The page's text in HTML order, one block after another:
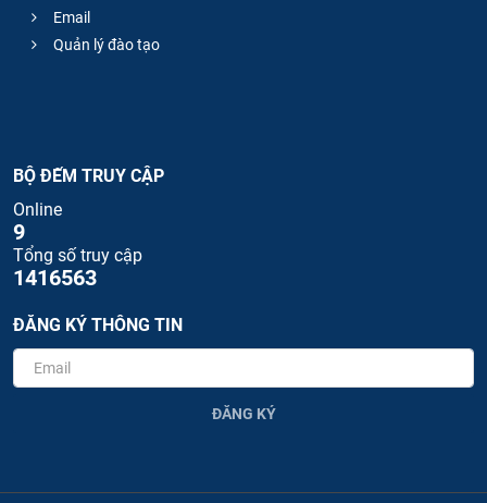
Email
Quản lý đào tạo
BỘ ĐẾM TRUY CẬP
Online
9
Tổng số truy cập
1416563
ĐĂNG KÝ THÔNG TIN
ĐĂNG KÝ